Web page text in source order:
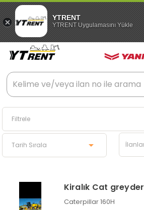
YTRENT
YTRENT Uygulamasını Yükle
Kiralık Cat greyder
Caterpillar 160H